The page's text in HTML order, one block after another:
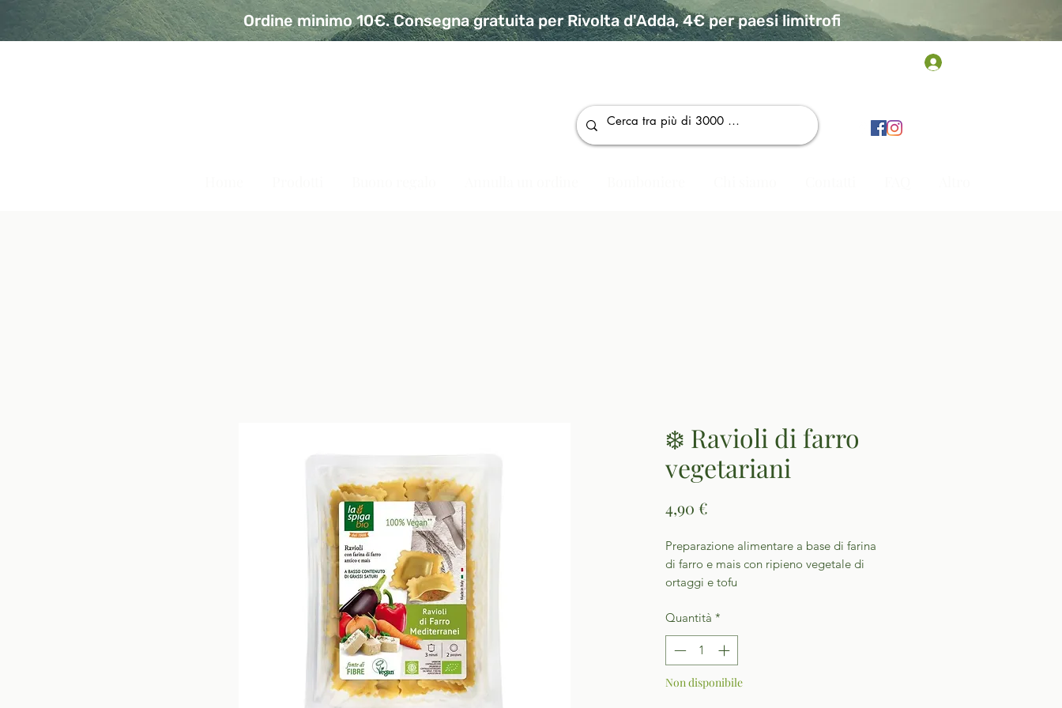
Ordine minimo 10€. Consegna gratuita per Rivolta d'Adda, 4€ per paesi limitrofi
❄️ Ravioli di farro
vegetariani
4,90 €
Preparazione alimentare a base di farina
di farro e mais con ripieno vegetale di
ortaggi e tofu
Quantità *
Non disponibile